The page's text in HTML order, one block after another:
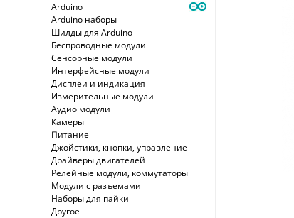
Arduino
Arduino наборы
Шилды для Arduino
Беспроводные модули
Сенсорные модули
Интерфейсные модули
Дисплеи и индикация
Измерительные модули
Аудио модули
Камеры
Питание
Джойстики, кнопки, управление
Драйверы двигателей
Релейные модули, коммутаторы
Модули с разъемами
Наборы для пайки
Другое